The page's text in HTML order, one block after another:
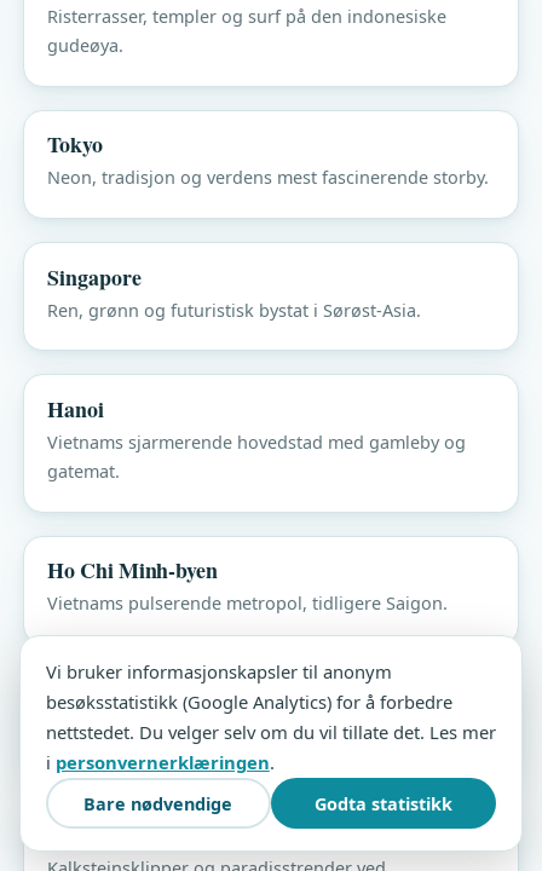
Risterrasser, templer og surf på den indonesiske
gudeøya.
Tokyo
Neon, tradisjon og verdens mest fascinerende storby.
Singapore
Ren, grønn og futuristisk bystat i Sørøst-Asia.
Hanoi
Vietnams sjarmerende hovedstad med gamleby og
gatemat.
Ho Chi Minh-byen
Vietnams pulserende metropol, tidligere Saigon.
Chiang Mai
Templer, fjell og elefanter i Nord-Thailand.
Krabi
Vi bruker informasjonskapsler til anonym
besøksstatistikk (Google Analytics) for å forbedre
nettstedet. Du velger selv om du vil tillate det. Les mer
i personvernerklæringen.
Bare nødvendige Godta statistikk